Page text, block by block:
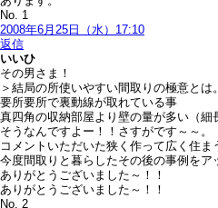
No. 1
2008年6月25日（水）17:10
返信
いいひ
その男さま！
＞結局の所使いやすい間取りの極意とは
要所要所で裏動線が取れている事
真四角の収納部屋より壁の量が多い（細
そうなんですよー！！さすがです～～。
コメントいただいた狭く作って広く住ま
今度間取りと暮らしたその後の事例を
ありがとうございました～！！
ありがとうございました～！！
No. 2